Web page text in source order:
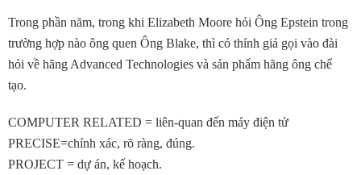
Trong phần năm, trong khi Elizabeth Moore hỏi Ông Epstein trong
trường hợp nào ông quen Ông Blake, thì có thính giả gọi vào đài
hỏi về hãng Advanced Technologies và sản phẩm hãng ông chế
tạo.
COMPUTER RELATED = liên-quan đến máy điện tử
PRECISE=chính xác, rõ ràng, đúng.
PROJECT = dự án, kế hoạch.